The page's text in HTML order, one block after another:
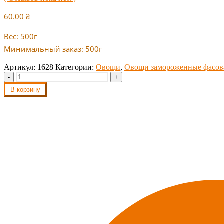
60.00 ₴
Вес: 500г
Минимальный заказ: 500г
Артикул: 1628 Категории: Овощи, Овощи замороженные
-
+
В корзину